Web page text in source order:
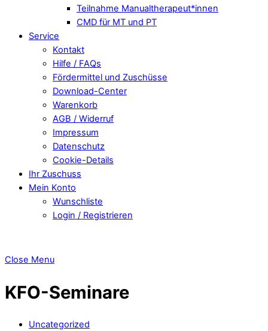
Teilnahme Manualtherapeut*innen
CMD für MT und PT
Service
Kontakt
Hilfe / FAQs
Fördermittel und Zuschüsse
Download-Center
Warenkorb
AGB / Widerruf
Impressum
Datenschutz
Cookie-Details
Ihr Zuschuss
Mein Konto
Wunschliste
Login / Registrieren
Close Menu
KFO-Seminare
Uncategorized